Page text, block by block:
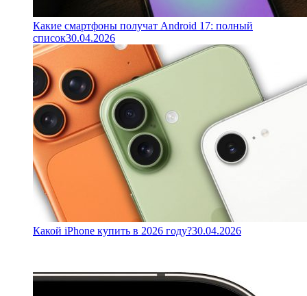
Какие смартфоны получат Android 17: полный
список30.04.2026
Какой iPhone купить в 2026 году?30.04.2026